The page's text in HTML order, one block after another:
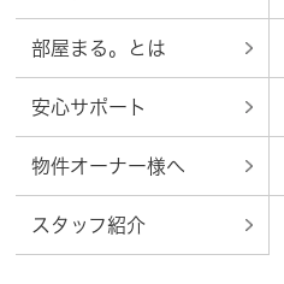
部屋まる。とは
安心サポート
物件オーナー様へ
スタッフ紹介